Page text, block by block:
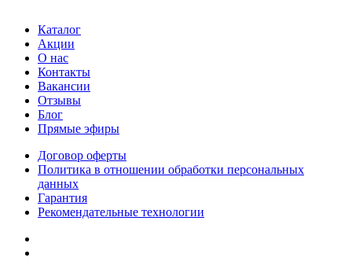
Каталог
Акции
О нас
Контакты
Вакансии
Отзывы
Блог
Прямые эфиры
Договор оферты
Политика в отношении обработки персональных
данных
Гарантия
Рекомендательные технологии